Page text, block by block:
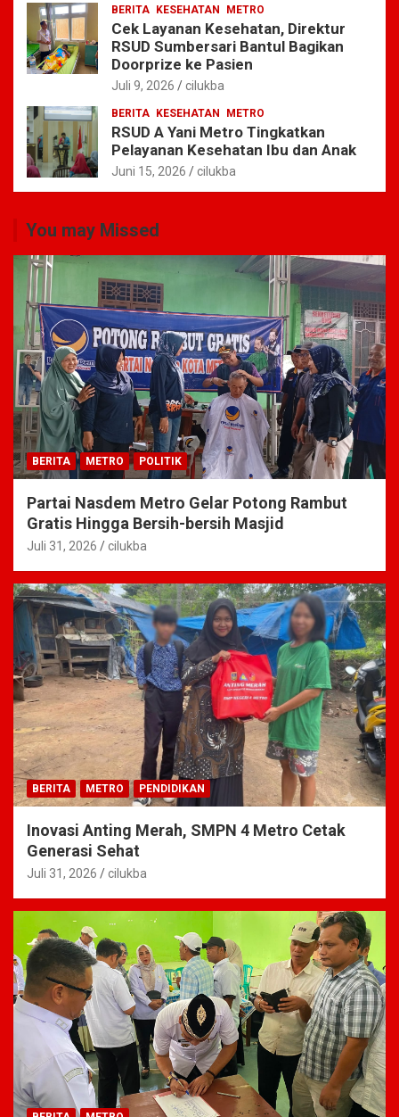
BERITA KESEHATAN METRO
Cek Layanan Kesehatan, Direktur
RSUD Sumbersari Bantul Bagikan
Doorprize ke Pasien
Juli 9, 2026 cilukba
BERITA KESEHATAN METRO
RSUD A Yani Metro Tingkatkan
Pelayanan Kesehatan Ibu dan Anak
Juni 15, 2026 cilukba
You may Missed
BERITA METRO POLITIK
Partai Nasdem Metro Gelar Potong Rambut
Gratis Hingga Bersih-bersih Masjid
Juli 31, 2026 cilukba
BERITA METRO PENDIDIKAN
Inovasi Anting Merah, SMPN 4 Metro Cetak
Generasi Sehat
Juli 31, 2026 cilukba